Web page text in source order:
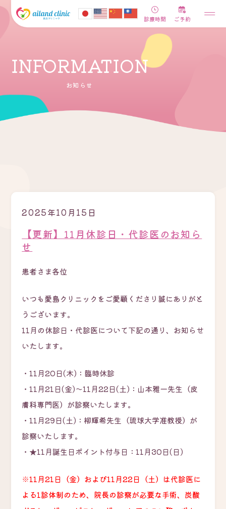
診療時間 ご予約
INFORMATION
お知らせ
2025年10月15日
【更新】11月休診日・代診医のお知ら
せ
患者さま各位
いつも愛島クリニックをご愛顧くださり誠にありがと
うございます。
11月の休診日・代診医について下記の通り、お知らせ
いたします。
・11月20日(木)：臨時休診
・11月21日(金)～11月22日(土)：山本雅一先生（皮
膚科専門医）が診察いたします。
・11月29日(土)：柳輝希先生（琉球大学准教授）が
診察いたします。
・★11月誕生日ポイント付与日：11月30日(日)
※11月21日（金）および11月22日（土）は代診医に
よる1診体制のため、院長の診察が必要な手術、炭酸